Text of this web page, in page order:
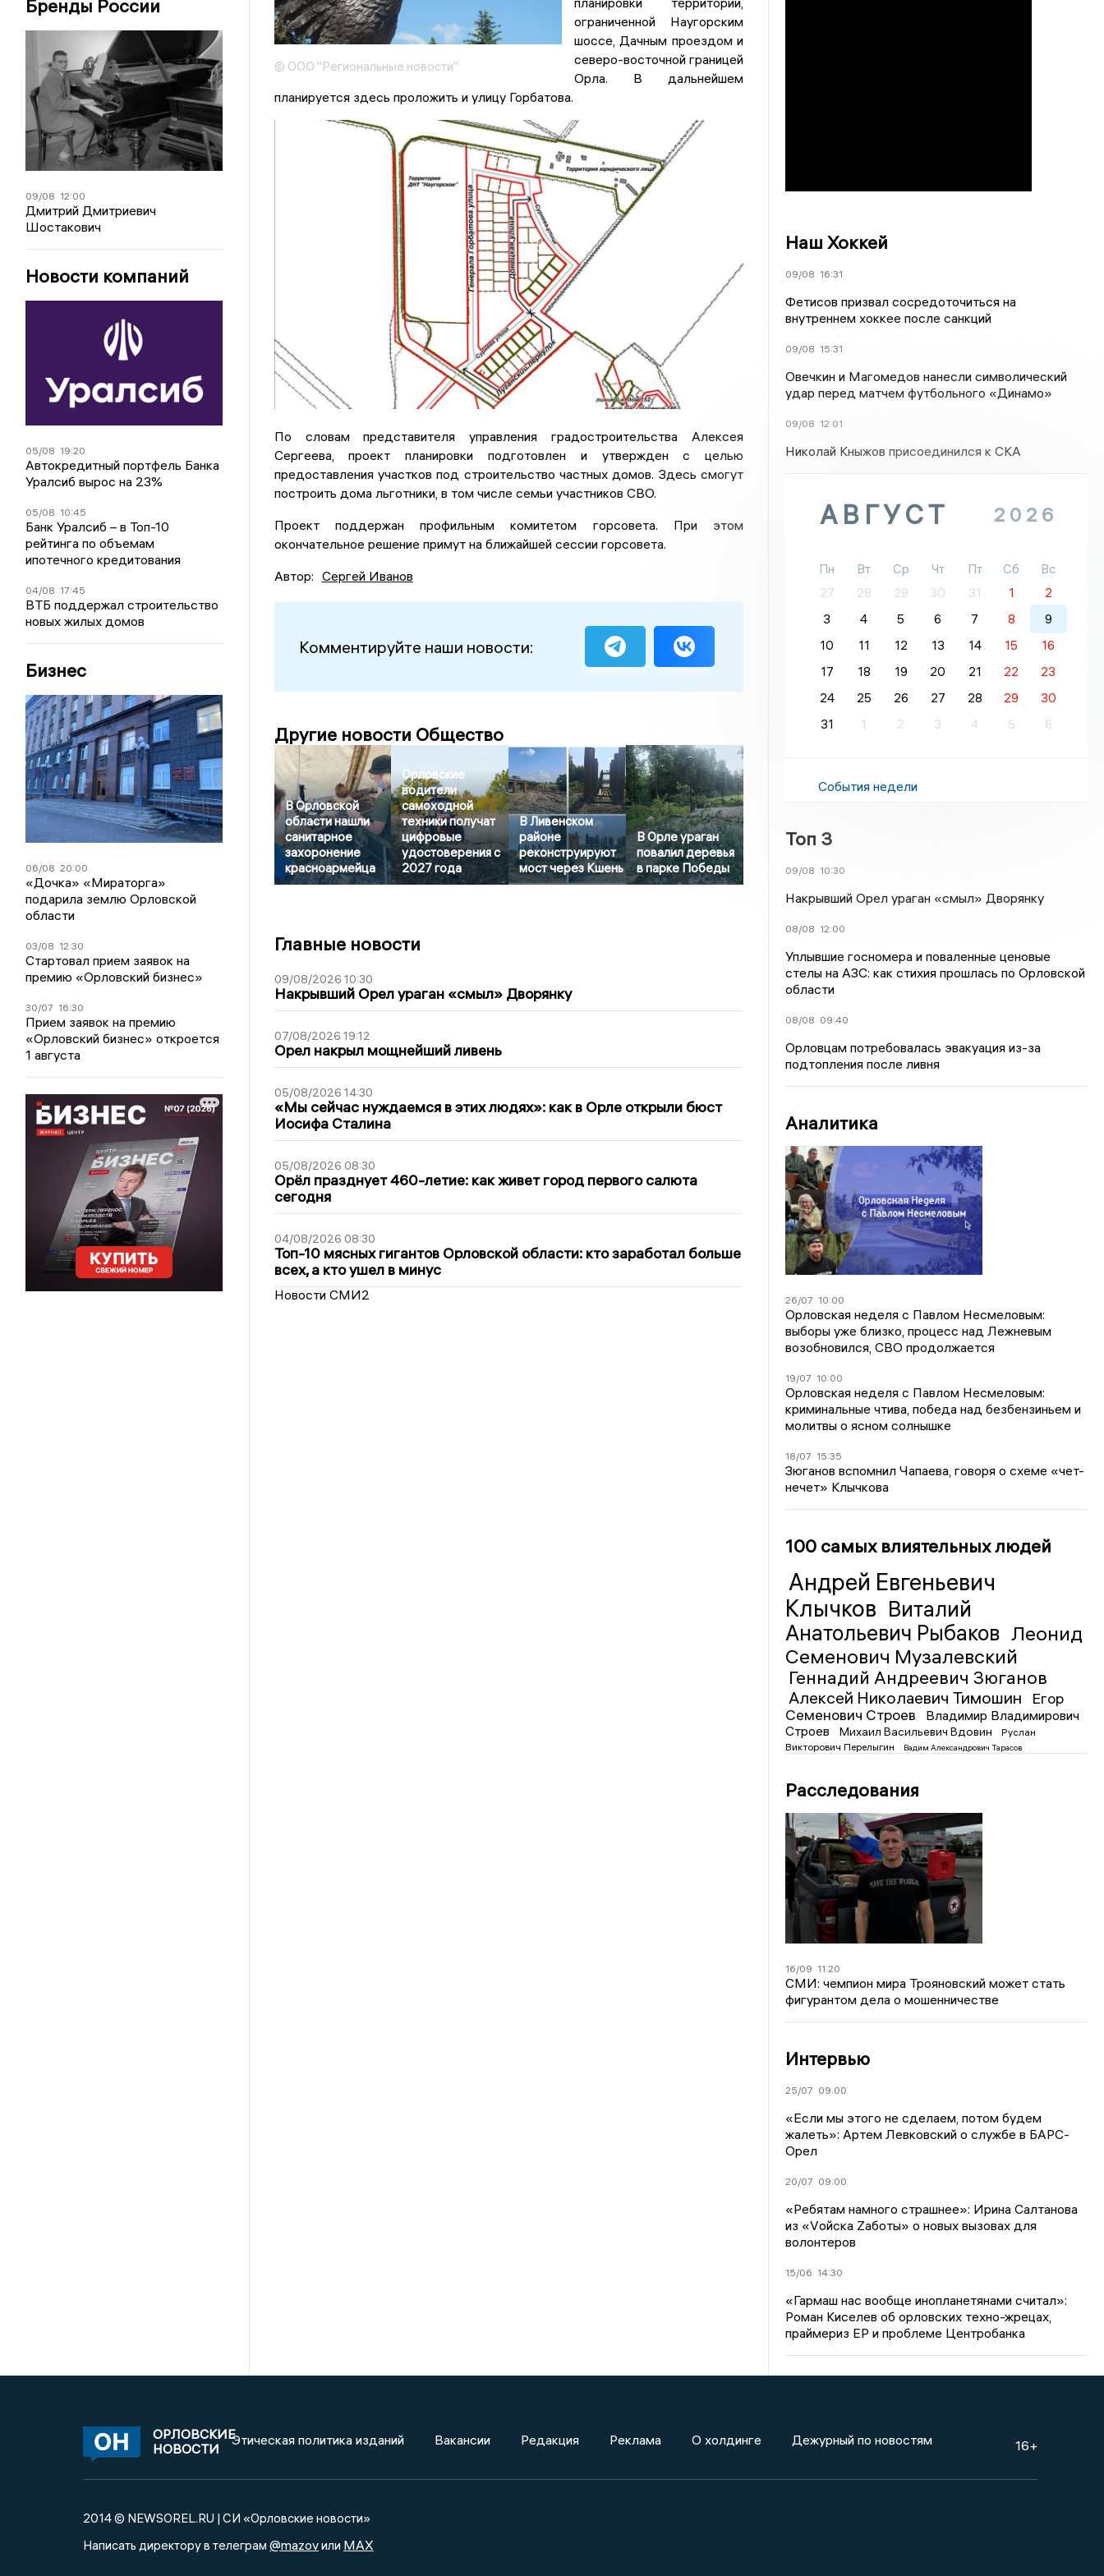
Бренды России
09/08 12:00
Дмитрий Дмитриевич
Шостакович
Новости компаний
05/08 19:20
Автокредитный портфель Банка
Уралсиб вырос на 23%
05/08 10:45
Банк Уралсиб – в Топ-10
рейтинга по объемам
ипотечного кредитования
04/08 17:45
ВТБ поддержал строительство
новых жилых домов
Бизнес
06/08 20:00
«Дочка» «Мираторга»
подарила землю Орловской
области
03/08 12:30
Стартовал прием заявок на
премию «Орловский бизнес»
30/07 16:30
Прием заявок на премию
«Орловский бизнес» откроется
1 августа
© ООО "Региональные новости"
ограниченной Наугорским
шоссе, Дачным проездом и
северо-восточной границей
Орла. В дальнейшем
планируется здесь проложить и улицу Горбатова.
По словам представителя управления градостроительства Алексея
Сергеева, проект планировки подготовлен и утвержден с целью
предоставления участков под строительство частных домов. Здесь смогут
построить дома льготники, в том числе семьи участников СВО.
Проект поддержан профильным комитетом горсовета. При этом
окончательное решение примут на ближайшей сессии горсовета.
Автор: Сергей Иванов
Комментируйте наши новости:
Другие новости Общество
В Орловской
области нашли
санитарное
захоронение
красноармейца
Орловские
водители
самоходной
техники получат
цифровые
удостоверения с
2027 года
В Ливенском
районе
реконструируют
мост через Кшень
В Орле ураган
повалил деревья
в парке Победы
Главные новости
09/08/2026 10:30
Накрывший Орел ураган «смыл» Дворянку
07/08/2026 19:12
Орел накрыл мощнейший ливень
05/08/2026 14:30
«Мы сейчас нуждаемся в этих людях»: как в Орле открыли бюст
Иосифа Сталина
05/08/2026 08:30
Орёл празднует 460-летие: как живет город первого салюта
сегодня
04/08/2026 08:30
Топ-10 мясных гигантов Орловской области: кто заработал больше
всех, а кто ушел в минус
Новости СМИ2
Наш Хоккей
09/08 16:31
Фетисов призвал сосредоточиться на
внутреннем хоккее после санкций
09/08 15:31
Овечкин и Магомедов нанесли символический
удар перед матчем футбольного «Динамо»
09/08 12:01
Николай Кныжов присоединился к СКА
АВГУСТ 2026
Пн Вт Ср Чт Пт Сб
Вс
27
28 29 30 31 1
2
3
4 5 6 7 8
9
10
11 12 13 14 15
16
17
18 19 20 21 22
23
24
25 26 27 28 29
30
31
1 2 3 4 5 6
События недели
Топ 3
09/08 10:30
Накрывший Орел ураган «смыл» Дворянку
08/08 12:00
Уплывшие госномера и поваленные ценовые
стелы на АЗС: как стихия прошлась по Орловской
области
08/08 09:40
Орловцам потребовалась эвакуация из-за
подтопления после ливня
Аналитика
26/07 10:00
Орловская неделя с Павлом Несмеловым:
выборы уже близко, процесс над Лежневым
возобновился, СВО продолжается
19/07 10:00
Орловская неделя с Павлом Несмеловым:
криминальные чтива, победа над безбензиньем и
молитвы о ясном солнышке
18/07 15:35
Зюганов вспомнил Чапаева, говоря о схеме «чет-
нечет» Клычкова
100 самых влиятельных людей
Андрей Евгеньевич
Клычков Виталий
Анатольевич Рыбаков Леонид
Семенович Музалевский
Геннадий Андреевич Зюганов
Алексей Николаевич Тимошин
Егор
Семенович Строев
Владимир Владимирович
Строев
Михаил Васильевич Вдовин
Руслан
Викторович Перелыгин
Вадим Александрович Тарасов
Расследования
16/09 11:20
СМИ: чемпион мира Трояновский может стать
фигурантом дела о мошенничестве
Интервью
25/07 09:00
«Если мы этого не сделаем, потом будем
жалеть»: Артем Левковский о службе в БАРС-
Орел
20/07 09:00
«Ребятам намного страшнее»: Ирина Салтанова
из «Vойска Zаботы» о новых вызовах для
волонтеров
15/06 14:30
«Гармаш нас вообще инопланетянами считал»:
Роман Киселев об орловских техно-жрецах,
праймериз ЕР и проблеме Центробанка
ОРЛОВСКИЕ
НОВОСТИ
Этическая политика изданий Вакансии Редакция Реклама О холдинге Дежурный по новостям 16+
2014 © NEWSOREL.RU | СИ «Орловские новости»
Написать директору в телеграм @mazovили MAX